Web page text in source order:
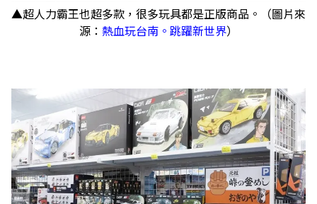
▲超人力霸王也超多款，很多玩具都是正版商品。（圖片來
源： 熱血玩台南。跳躍新世界）